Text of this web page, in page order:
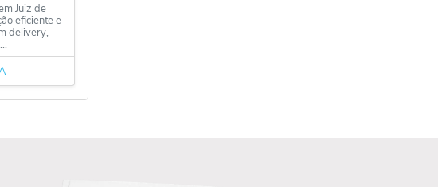
Juiz de
eficiente e
delivery,